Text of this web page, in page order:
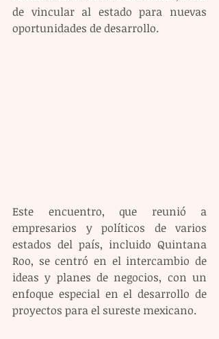
de vincular al estado para nuevas
oportunidades de desarrollo.
Este encuentro, que reunió a
empresarios y políticos de varios
estados del país, incluido Quintana
Roo, se centró en el intercambio de
ideas y planes de negocios, con un
enfoque especial en el desarrollo de
proyectos para el sureste mexicano.